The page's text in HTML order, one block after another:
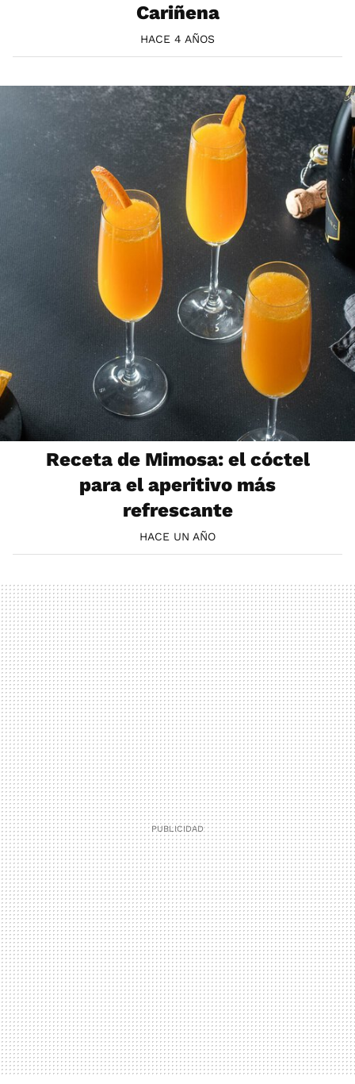
Cariñena
HACE 4 AÑOS
Receta de Mimosa: el cóctel
para el aperitivo más
refrescante
HACE UN AÑO